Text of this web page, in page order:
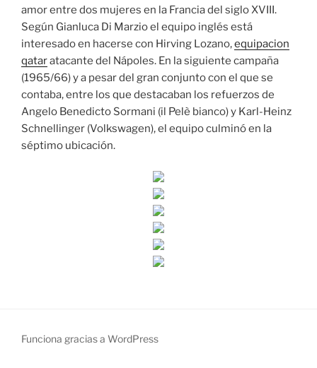
amor entre dos mujeres en la Francia del siglo XVIII.
Según Gianluca Di Marzio el equipo inglés está
interesado en hacerse con Hirving Lozano,equipacion
qataratacante del Nápoles. En la siguiente campaña
(1965/66) y a pesar del gran conjunto con el que se
contaba, entre los que destacaban los refuerzos de
Angelo Benedicto Sormani (il Pelè bianco) y Karl-Heinz
Schnellinger (Volkswagen), el equipo culminó en la
séptimo ubicación.
Funciona gracias a WordPress